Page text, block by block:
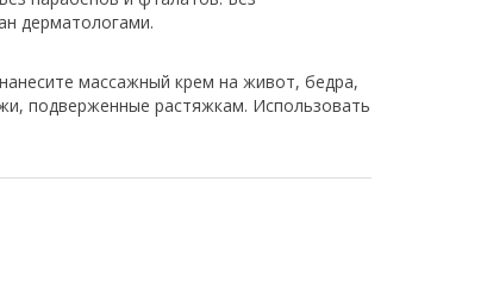
дерматологами.
массажный крем на живот, бедра,
подверженные растяжкам. Использовать